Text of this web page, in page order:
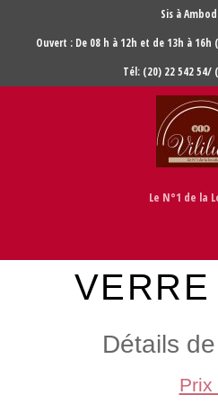
Sis à
Ouvert : De 08 h à 12h et de 13h à 16h
Tél: (20) 22 542 54/
Le N°1 de la
Détails
Prix